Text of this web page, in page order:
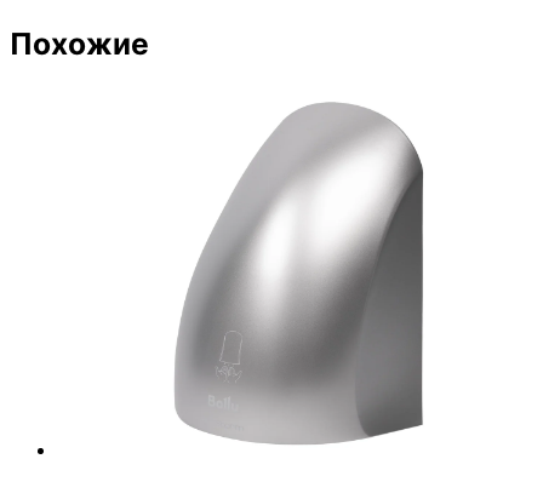
Похожие